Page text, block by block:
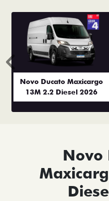
Novo Ducato Maxicargo
13M 2.2 Diesel 2026
Anterior
Novo